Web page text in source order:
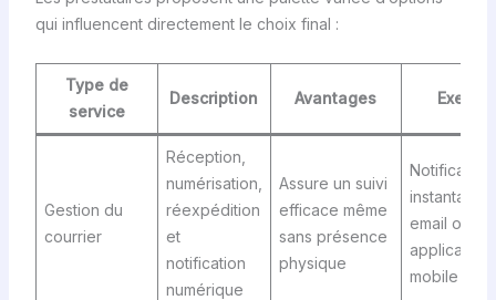
qui influencent directement le choix final :
Type de
service
Description Avantages
Gestion du
courrier
Réception,
numérisation,
réexpédition
et
notification
numérique
Assure un suivi
efficace même
sans présence
physique
Notification
email ou
application
mobile